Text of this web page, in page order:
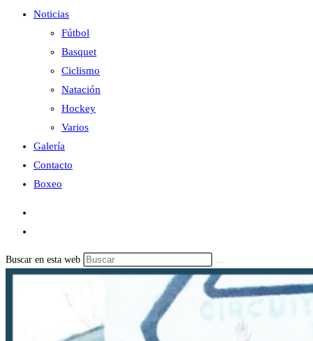
Noticias
Fútbol
Basquet
Ciclismo
Natación
Hockey
Varios
Galería
Contacto
Boxeo
Buscar en esta web